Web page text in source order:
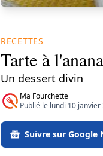
RECETTES
Tarte à
Un dessert divin
Ma Fourchette
Publié le lundi 10 janvier
Suivre sur Google